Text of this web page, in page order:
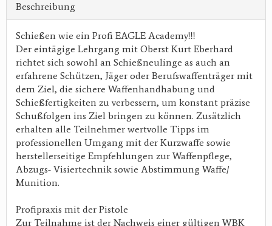
Beschreibung
Schießen wie ein Profi EAGLE Academy!!!
Der eintägige Lehrgang mit Oberst Kurt Eberhard
richtet sich sowohl an Schießneulinge as auch an
erfahrene Schützen, Jäger oder Berufswaffenträger mit
dem Ziel, die sichere Waffenhandhabung und
Schießfertigkeiten zu verbessern, um konstant präzise
Schußfolgen ins Ziel bringen zu können. Zusätzlich
erhalten alle Teilnehmer wertvolle Tipps im
professionellen Umgang mit der Kurzwaffe sowie
herstellerseitige Empfehlungen zur Waffenpflege,
Abzugs- Visiertechnik sowie Abstimmung Waffe/
Munition.
Profipraxis mit der Pistole
Zur Teilnahme ist der Nachweis einer gültigen WBK